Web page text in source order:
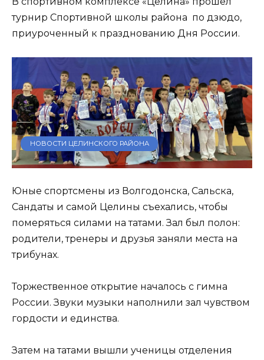
турнир Спортивной школы района по дзюдо,
приуроченный к празднованию Дня России.
НОВОСТИ ЦЕЛИНСКОГО РАЙОНА
Юные спортсмены из Волгодонска, Сальска,
Сандаты и самой Целины съехались, чтобы
померяться силами на татами. Зал был полон:
родители, тренеры и друзья заняли места на
трибунах.
Торжественное открытие началось с гимна
России. Звуки музыки наполнили зал чувством
гордости и единства.
Затем на татами вышли ученицы отделения